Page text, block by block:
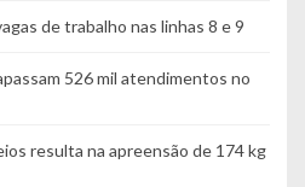
de trabalho nas linhas 8 e 9
526 mil atendimentos no
resulta na apreensão de 174 kg